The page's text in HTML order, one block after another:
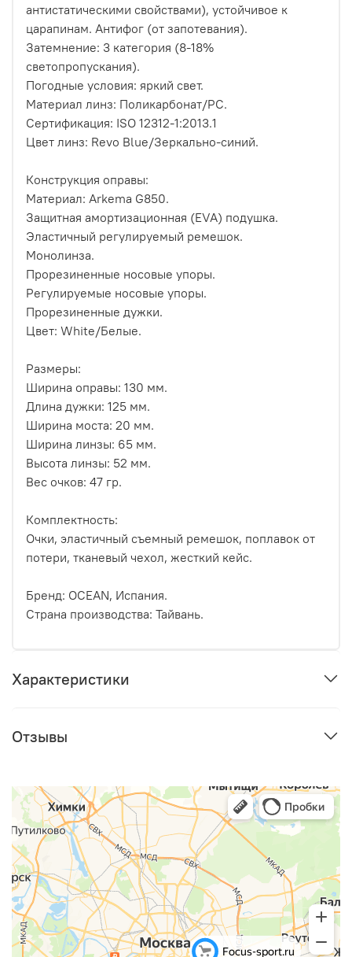
антистатическими свойствами), устойчивое к
царапинам. Антифог (от запотевания).
Затемнение: 3 категория (8-18%
светопропускания).
Погодные условия: яркий свет.
Материал линз: Поликарбонат/РС.
Сертификация: ISO 12312-1:2013.1
Цвет линз: Revo Blue/Зеркально-синий.
Конструкция оправы:
Материал: Arkema G850.
Защитная амортизационная (EVA) подушка.
Эластичный регулируемый ремешок.
Монолинза.
Прорезиненные носовые упоры.
Регулируемые носовые упоры.
Прорезиненные дужки.
Цвет: White/Белые.
Размеры:
Ширина оправы: 130 мм.
Длина дужки: 125 мм.
Ширина моста: 20 мм.
Ширина линзы: 65 мм.
Высота линзы: 52 мм.
Вес очков: 47 гр.
Комплектность:
Очки, эластичный съемный ремешок, поплавок от
потери, тканевый чехол, жесткий кейс.
Бренд: OCEAN, Испания.
Страна производства: Тайвань.
Характеристики
Отзывы